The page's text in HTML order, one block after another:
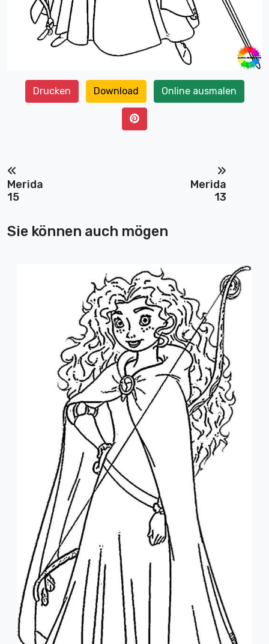
Drucken Download Online ausmalen
Merida
15
Merida
13
Sie können auch mögen